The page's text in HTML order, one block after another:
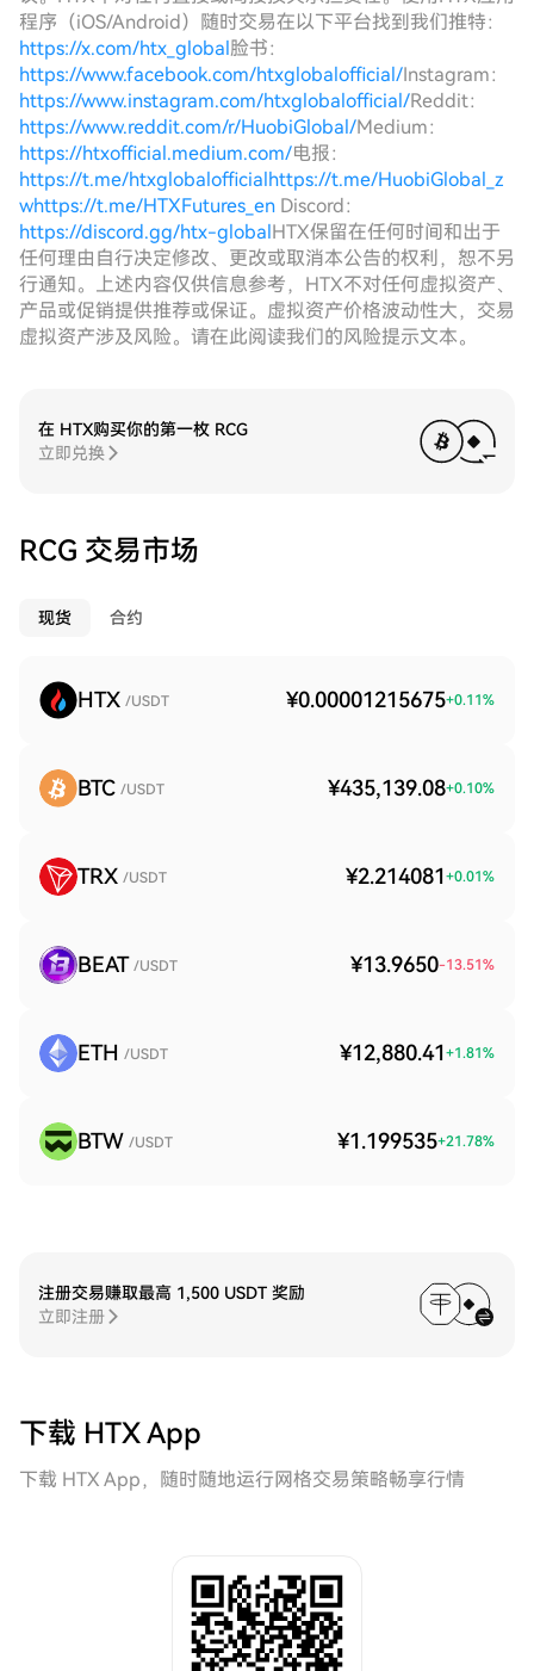
程序（iOS/Android）随时交易在以下平台找到我们推特：
https://x.com/htx_global脸书：
https://www.facebook.com/htxglobalofficial/Instagram：
https://www.instagram.com/htxglobalofficial/Reddit：
https://www.reddit.com/r/HuobiGlobal/Medium：
https://htxofficial.medium.com/电报：
https://t.me/htxglobalofficialhttps://t.me/HuobiGlobal_z
whttps://t.me/HTXFutures_en Discord：
https://discord.gg/htx-globalHTX保留在任何时间和出于
任何理由自行决定修改、更改或取消本公告的权利，恕不另
行通知。上述内容仅供信息参考，HTX不对任何虚拟资产、
产品或促销提供推荐或保证。虚拟资产价格波动性大，交易
虚拟资产涉及风险。请在此阅读我们的风险提示文本。
在 HTX购买你的第一枚 RCG
立即兑换
RCG 交易市场
现货 合约
HTX /USDT ¥0.00001215675+0.11%
BTC /USDT ¥435,139.08+0.10%
TRX /USDT ¥2.214081 +0.01%
BEAT /USDT ¥13.9650-13.51%
ETH /USDT ¥12,880.41 +1.81%
BTW /USDT ¥1.199535+21.78%
注册交易赚取最高 1,500 USDT 奖励
立即注册
下载 HTX App
下载 HTX App，随时随地运行网格交易策略畅享行情